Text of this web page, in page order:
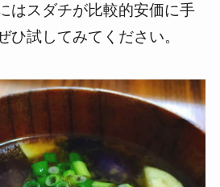
はスダチが比較的安価に手
ひ試してみてください。